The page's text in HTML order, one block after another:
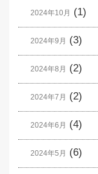
2024年10月 (1)
2024年9月 (3)
2024年8月 (2)
2024年7月 (2)
2024年6月 (4)
2024年5月 (6)